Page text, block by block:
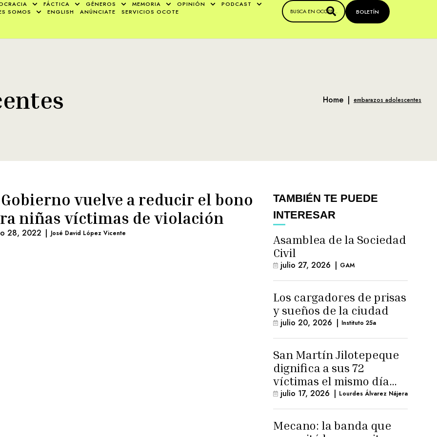
FÁCTICA GÉNEROS MEMORIA OPINIÓN
PODCAST
SOMOS
ENGLISH ANÚNCIATE SERVICIOS OCOTE BOLETÍN
Home | embarazos adolescentes
vuelve a reducir el bono
niñas víctimas de violación
28, 2022 | José David López Vicente
TAMBIÉN TE PUEDE
INTERESAR
Asamblea de la Sociedad
Civil
julio 27, 2026 | GAM
Los cargadores de prisas
y sueños de la ciudad
julio 20, 2026 | Instituto 25a
San Martín Jilotepeque
dignifica a sus 72
víctimas el mismo día
que Benedicto Lucas
logra arresto
domiciliario
julio 17, 2026 | Lourdes Álvarez Nájera
Mecano: la banda que